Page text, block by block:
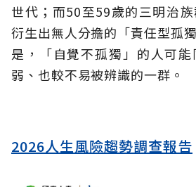
世代；而50至59歲的三明治
衍生出無人分擔的「責任型孤
是，「自覺不孤獨」的人可
弱、也較不易被辨識的一群。
2026人生風險趨勢調查報告